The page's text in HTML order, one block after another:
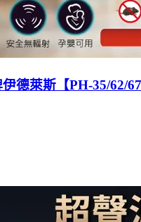
德萊斯【PH-35/62/